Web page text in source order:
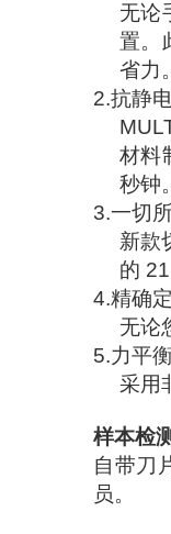
无论
置。
省力。
2.抗静
材料
秒钟。
3.一切
新款
的
4.精确
无论
5.力平
采用
样本检
自带刀
员。